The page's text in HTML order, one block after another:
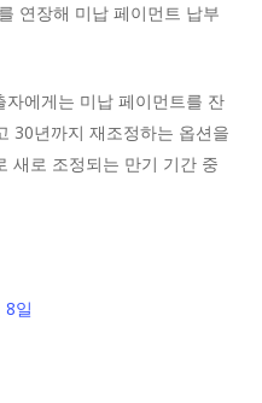
연장해 미납 페이먼트 납부
에게는 미납 페이먼트를 잔
30년까지 재조정하는 옵션을
새로 조정되는 만기 기간 중
8일